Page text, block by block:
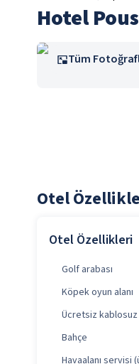
Hotel
Tüm
Otel
Otel Özellikleri
Golf arabası
Köpek oyun alanı
Ücretsiz
Bahçe
Havaalanı servisi